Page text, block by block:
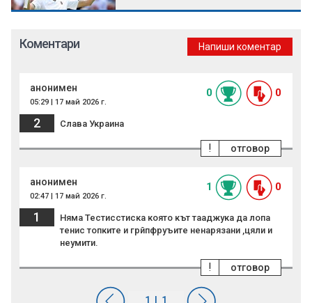
Коментари Напиши коментар
анонимен
05:29 | 17 май 2026 г.
0 0
2 Слава Украина
отговор
!
анонимен
02:47 | 17 май 2026 г.
1 0
1
Няма Тестисстиска която кът тааджука да лопа
тенис топките и грйпфруъите ненарязани ,цяли и
неумити.
отговор
!